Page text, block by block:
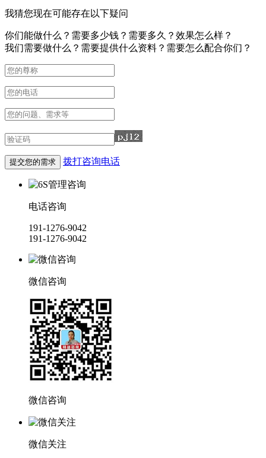
我猜您现在可能存在以下疑问
你们能做什么？需要多少钱？需要多久？效果怎么样？
我们需要做什么？需要提供什么资料？需要怎么配合你们？
拨打咨询电话
电话咨询
191-1276-9042
191-1276-9042
微信咨询
微信咨询
微信关注